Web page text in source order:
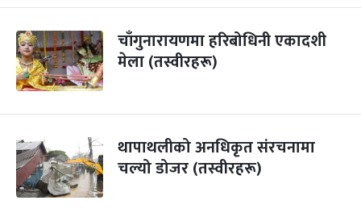
चाँगुनारायणमा हरिबोधिनी एकादशी
मेला (तस्वीरहरू)
थापाथलीको अनधिकृत संरचनामा
चल्यो डोजर (तस्वीरहरू)